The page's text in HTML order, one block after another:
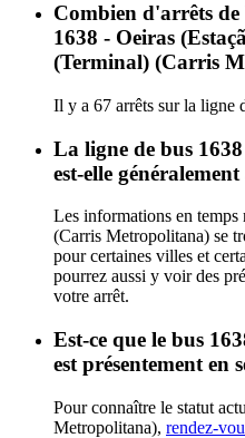
Combien d'arrêts
1638 - Oeiras
(Terminal) (Carris
Il y a 67 arrêts sur la ligne
La ligne de bus
est-elle
Les informations en temps
(Carris Metropolitana) se
pour certaines villes et
pourrez aussi y voir des
votre arrêt.
Est-ce que le bus
est présentement en
Pour connaître le statut
Metropolitana), rendez-